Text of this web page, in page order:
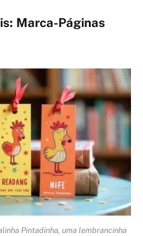
Marca-Páginas
Pintadinha, uma lembrancinha